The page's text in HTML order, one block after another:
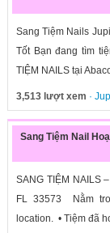
Sang Tiệm Nails
Tốt Bạn đang tìm
TIỆM NAILS tại
3,513 lượt xem ·
Sang Tiệm Nail
SANG TIỆM NAILS
FL 33573 Nằm
location. • Tiệm đã